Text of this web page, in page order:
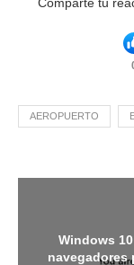
AEROPUERTO
Windows
navegadores